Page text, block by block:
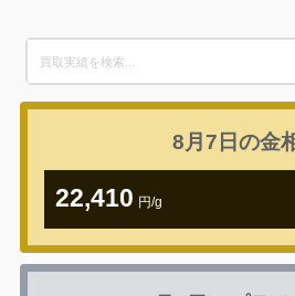
for:
8月7日の金
22,410 円/g